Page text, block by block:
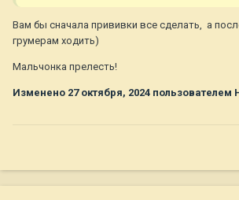
Вам бы сначала прививки все сделать, а
грумерам ходить)
Мальчонка прелесть!
Изменено 27 октября, 2024 пользователем